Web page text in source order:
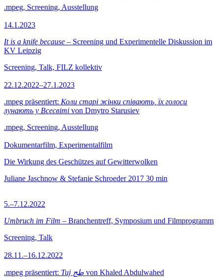
.mpeg, Screening, Ausstellung
14.1.2023
It is a knife because – Screening und Experimentelle Diskussion im
KV Leipzig
Screening, Talk, FILZ kollektiv
22.12.2022–27.1.2023
.mpeg präsentiert: Коли старі жінки співають, їх голоси
лунають у Всесвіті von Dmytro Starusiev
.mpeg, Screening, Ausstellung
Dokumentarfilm, Experimentalfilm
Die Wirkung des Geschützes auf Gewitterwolken
Juliane Jaschnow & Stefanie Schroeder 2017 30 min
5.–7.12.2022
Umbruch im Film – Branchentreff, Symposium und Filmprogramm
Screening, Talk
28.11.–16.12.2022
.mpeg präsentiert: Tuj طج von Khaled Abdulwahed